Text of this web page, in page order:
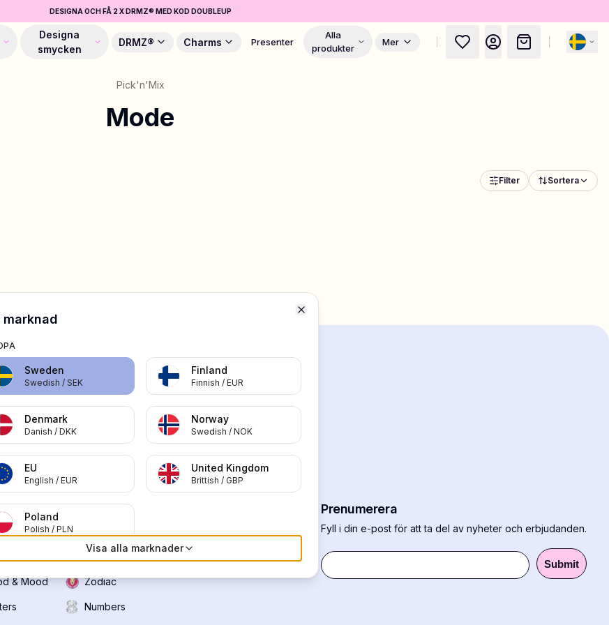
DESIGNA OCH FÅ 2 X DRMZ® MED KOD DOUBLEUP
Designa
smycken
DRMZ® Charms Presenter
Alla
produkter
Mer
Pick'n'Mix
Mode
Filter Sortera
Utforska världens största sortiment av högkvalitativa DIY-
accessoarer och skapa dina egna designs.
Snapchat
& Mood Zodiac
Numbers
Prenumerera
Fyll i din e-post för att ta del av nyheter och erbjudanden.
Submit
marknad
Sweden
Swedish / SEK
Finland
Finnish / EUR
Denmark
Danish / DKK
Norway
Swedish / NOK
EU
English / EUR
United Kingdom
Brittish / GBP
Poland
Polish / PLN
Visa alla marknader
Close